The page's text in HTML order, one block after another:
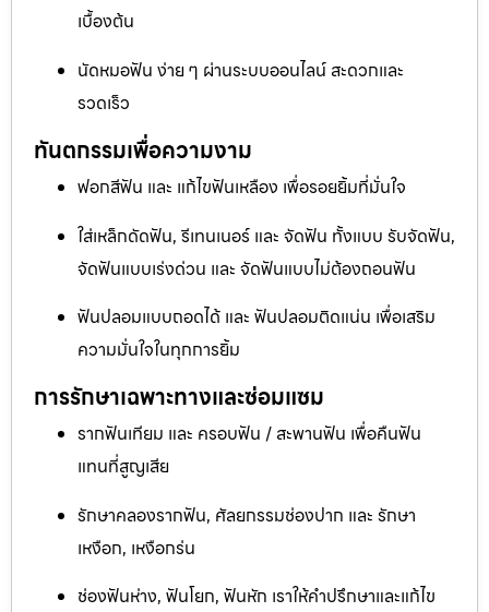
เบื้องต้น
นัดหมอฟัน ง่าย ๆ ผ่านระบบออนไลน์ สะดวกและ
รวดเร็ว
ทันตกรรมเพื่อความงาม
ฟอกสีฟัน และ แก้ไขฟันเหลือง เพื่อรอยยิ้มที่มั่นใจ
ใส่เหล็กดัดฟัน, รีเทนเนอร์ และ จัดฟัน ทั้งแบบ รับจัดฟัน,
จัดฟันแบบเร่งด่วน และ จัดฟันแบบไม่ต้องถอนฟัน
ฟันปลอมแบบถอดได้ และ ฟันปลอมติดแน่น เพื่อเสริม
ความมั่นใจในทุกการยิ้ม
การรักษาเฉพาะทางและซ่อมแซม
รากฟันเทียม และ ครอบฟัน / สะพานฟัน เพื่อคืนฟัน
แทนที่สูญเสีย
รักษาคลองรากฟัน, ศัลยกรรมช่องปาก และ รักษา
เหงือก, เหงือกร่น
ช่องฟันห่าง, ฟันโยก, ฟันหัก เราให้คำปรึกษาและแก้ไข